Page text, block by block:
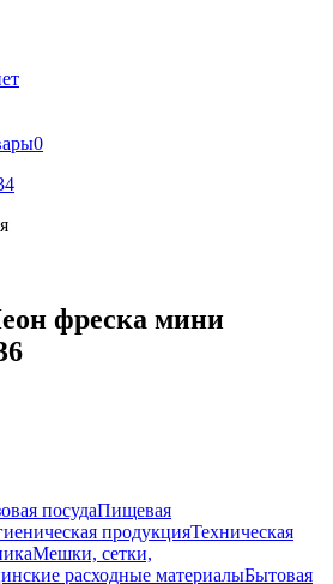
0
фреска мини
посудаПищевая
продукцияТехническая
Мешки, сетки,
расходные материалыБытовая